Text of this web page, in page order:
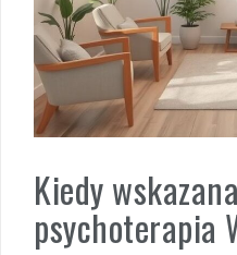
Kiedy
psychoterapia